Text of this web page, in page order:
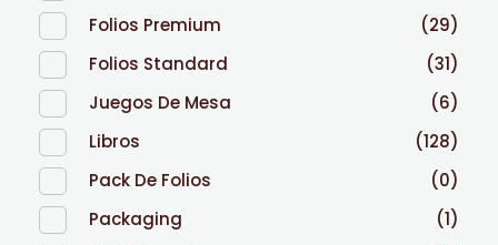
Folios Premium
(29)
Folios Standard
(31)
Juegos De Mesa
(6)
Libros
(128)
Pack De Folios
(0)
Packaging
(1)